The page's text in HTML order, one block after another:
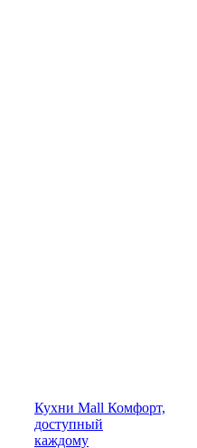
Кухни Mall Комфорт,
доступный
каждому